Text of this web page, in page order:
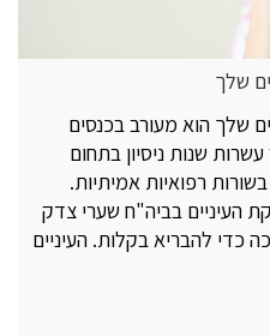
שלך
שלך הוא מעורב בכנסים
שנות ניסיון בתחום
רפואיות אמיתיות.
העיניים בביה"ח שערי צדק
כדי להבריא בקלות. העיניים